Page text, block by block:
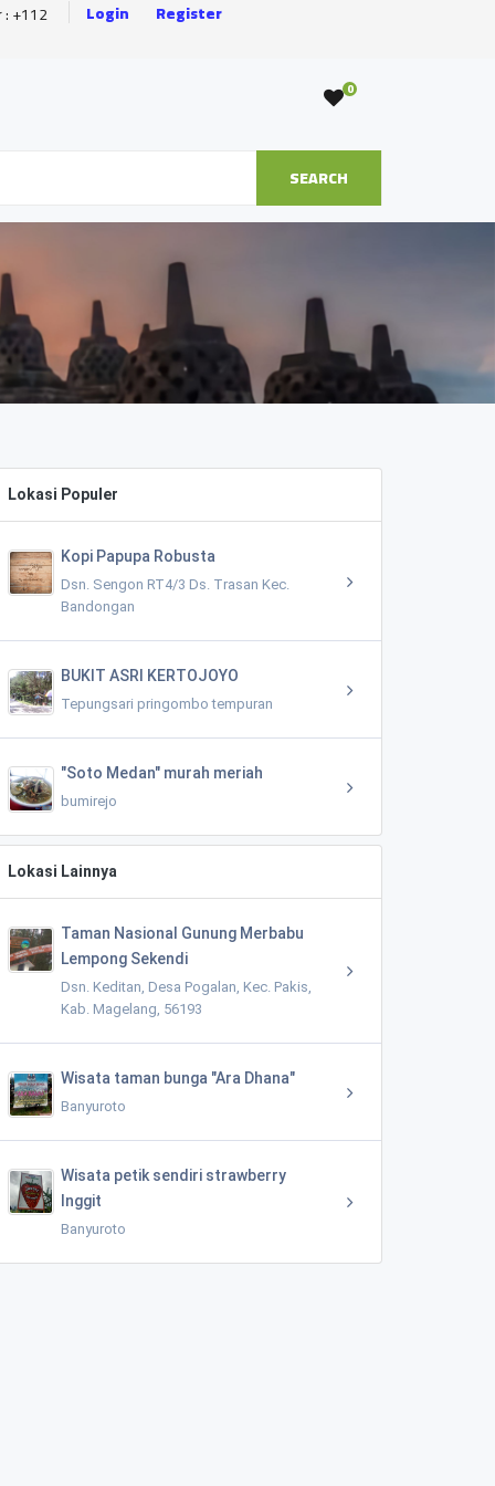
: +112 Login Register
0
SEARCH
Lokasi Populer
Kopi Papupa Robusta
Dsn. Sengon RT4/3 Ds. Trasan Kec.
Bandongan
BUKIT ASRI KERTOJOYO
Tepungsari pringombo tempuran
"Soto Medan" murah meriah
bumirejo
Lokasi Lainnya
Taman Nasional Gunung Merbabu
Lempong Sekendi
Dsn. Keditan, Desa Pogalan, Kec. Pakis,
Kab. Magelang, 56193
Wisata taman bunga "Ara Dhana"
Banyuroto
Wisata petik sendiri strawberry
Inggit
Banyuroto